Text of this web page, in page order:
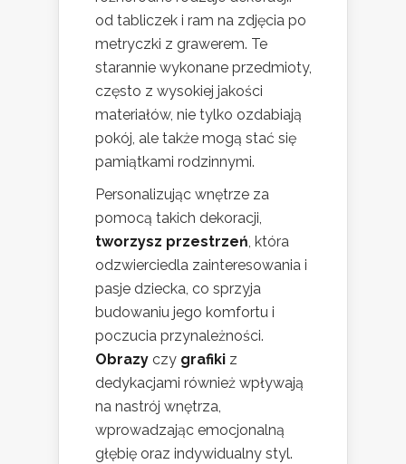
od tabliczek i ram na zdjęcia po
metryczki z grawerem. Te
starannie wykonane przedmioty,
często z wysokiej jakości
materiałów, nie tylko ozdabiają
pokój, ale także mogą stać się
pamiątkami rodzinnymi.
Personalizując wnętrze za
pomocą takich dekoracji,
tworzysz przestrzeń, która
odzwierciedla zainteresowania i
pasje dziecka, co sprzyja
budowaniu jego komfortu i
poczucia przynależności.
Obrazy czy grafiki z
dedykacjami również wpływają
na nastrój wnętrza,
wprowadzając emocjonalną
głębię oraz indywidualny styl.